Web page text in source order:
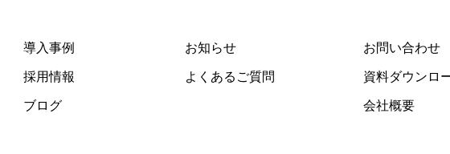
導入事例
採用情報
ブログ
お知らせ
よくあるご質問
お問い合わせ
資料ダウンロ
会社概要